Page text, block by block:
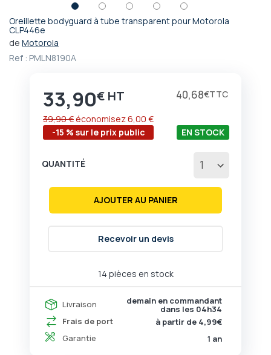
Oreillette bodyguard à tube transparent pour Motorola
CLP446e
de Motorola
Ref : PMLN8190A
Prix
33,90€ 40,68€
-15 % sur le prix public
39,90 € économisez6,00 €
14 pièces en stock
EN STOCK
Livraison demain en commandant
dans les 04h34
Frais de port
à partir de 4,99€
Garantie
1 an
QUANTITÉ
AJOUTER AU PANIER
Recevoir un devis
Passer
au
de
d’images